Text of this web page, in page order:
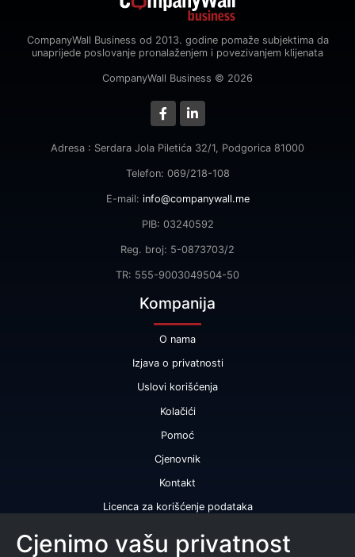
CompanyWall Business od 2013. godine pomaže subjektima da
unaprijede poslovanje pronalaženjem i povezivanjem klijenata
CompanyWall Business © 2026
Adresa : Serdara Jola Piletića 32/1, Podgorica 81000
Telefon: 069/218-108
E-mail: info@companywall.me
PIB: 03240592
Reg. broj: 5-0873703/2
TR: 555-9003049504-50
Kompanija
O nama
Izjava o privatnosti
Uslovi korišćenja
Kolačići
Pomoć
Cjenovnik
Kontakt
Licenca za korišćenje podataka
Naše usluge
Cjenimo vašu privatnost